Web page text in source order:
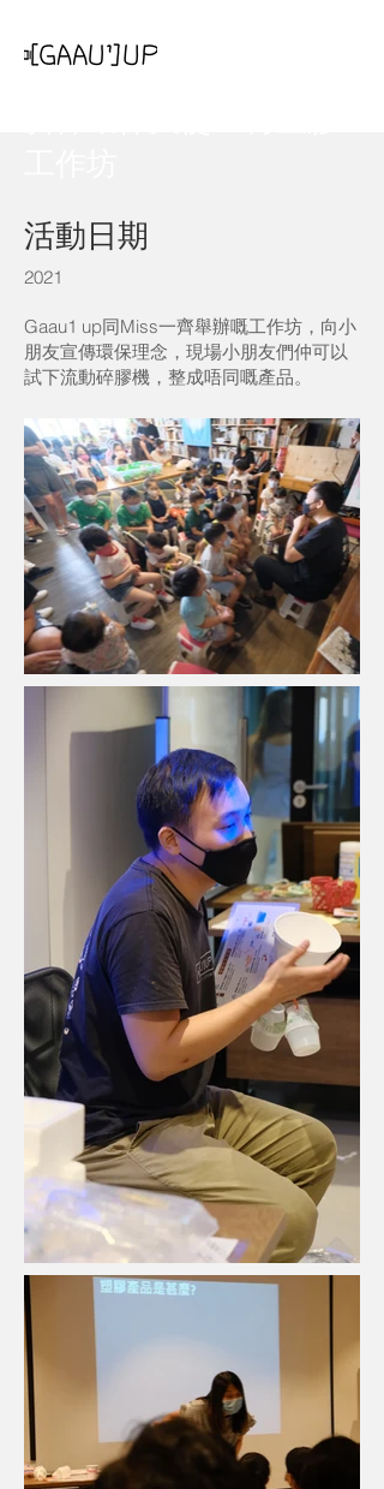
活動日期
2021
Gaau1 up同Miss一齊舉辦嘅工作坊，向小
朋友宣傳環保理念，現場小朋友們仲可以
試下流動碎膠機，整成唔同嘅產品。